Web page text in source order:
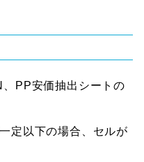
PP安価抽出シートの
定以下の場合、セルが